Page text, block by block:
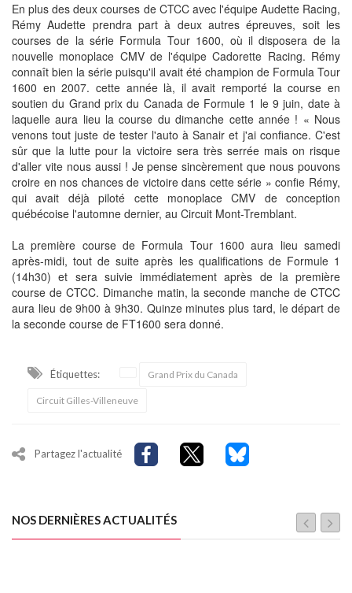
En plus des deux courses de CTCC avec l'équipe Audette Racing,
Rémy Audette prendra part à deux autres épreuves, soit les
courses de la série Formula Tour 1600, où il disposera de la
nouvelle monoplace CMV de l'équipe Cadorette Racing. Rémy
connaît bien la série puisqu'il avait été champion de Formula Tour
1600 en 2007. cette année là, il avait remporté la course en
soutien du Grand prix du Canada de Formule 1 le 9 juin, date à
laquelle aura lieu la course du dimanche cette année ! « Nous
venons tout juste de tester l'auto à Sanair et j'ai confiance. C'est
sûr que la lutte pour la victoire sera très serrée mais on risque
d'aller vite nous aussi ! Je pense sincèrement que nous pouvons
croire en nos chances de victoire dans cette série » confie Rémy,
qui avait déjà piloté cette monoplace CMV de conception
québécoise l'automne dernier, au Circuit Mont-Tremblant.
La première course de Formula Tour 1600 aura lieu samedi
après-midi, tout de suite après les qualifications de Formule 1
(14h30) et sera suivie immédiatement après de la première
course de CTCC. Dimanche matin, la seconde manche de CTCC
aura lieu de 9h00 à 9h30. Quinze minutes plus tard, le départ de
la seconde course de FT1600 sera donné.
Étiquettes: Grand Prix du Canada
Circuit Gilles-Villeneuve
Partagez l'actualité
NOS DERNIÈRES ACTUALITÉS